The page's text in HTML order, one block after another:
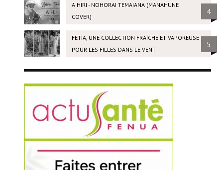
A HIRI - NOHORAI TEMAIANA (MANAHUNE
COVER)
4
FETIA, UNE COLLECTION FRAÎCHE ET VAPOREUSE
POUR LES FILLES DANS LE VENT
5